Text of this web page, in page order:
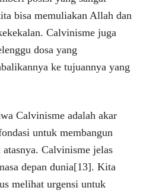
bisa memuliakan Allah dan
Calvinisme juga
dosa yang
ke tujuannya yang
Calvinisme adalah akar
untuk membangun
Calvinisme jelas
depan dunia[13]. Kita
melihat urgensi untuk